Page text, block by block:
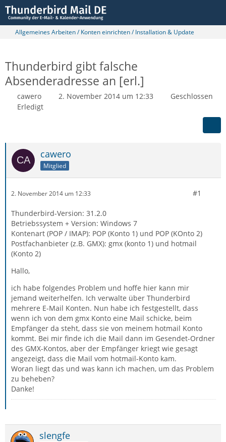
Allgemeines Arbeiten / Konten einrichten / Installation & Update
Thunderbird gibt falsche
Absenderadresse an [erl.]
cawero 2. November 2014 um 12:33
Geschlossen
Erledigt
cawero
Mitglied
2. November 2014 um 12:33 #1
Thunderbird-Version: 31.2.0
Betriebssystem + Version: Windows 7
Kontenart (POP / IMAP): POP (Konto 1) und POP (KOnto 2)
Postfachanbieter (z.B. GMX): gmx (konto 1) und hotmail
(Konto 2)
Hallo,
ich habe folgendes Problem und hoffe hier kann mir
jemand weiterhelfen. Ich verwalte über Thunderbird
mehrere E-Mail Konten. Nun habe ich festgestellt, dass
wenn ich von dem gmx Konto eine Mail schicke, beim
Empfänger da steht, dass sie von meinem hotmail Konto
kommt. Bei mir finde ich die Mail dann im Gesendet-Ordner
des GMX-Kontos, aber der Empfänger kriegt wie gesagt
angezeigt, dass die Mail vom hotmail-Konto kam.
Woran liegt das und was kann ich machen, um das Problem
zu beheben?
Danke!
slengfe